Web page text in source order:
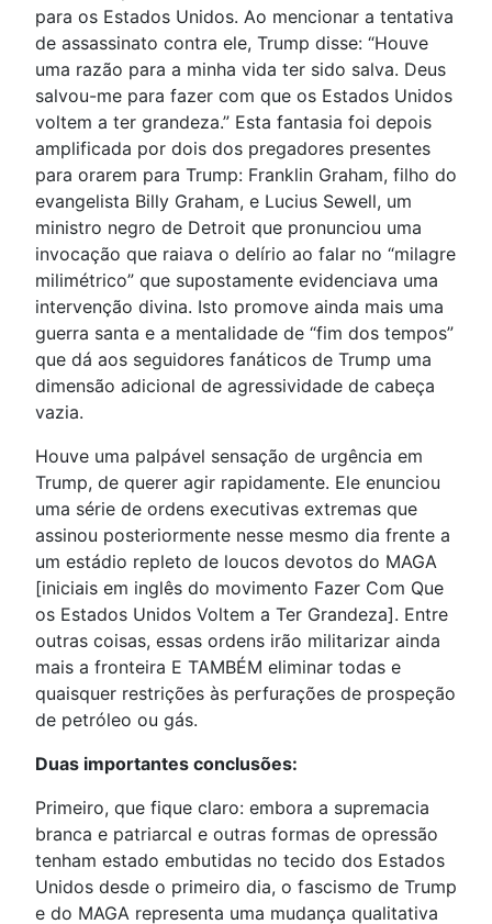
para os Estados Unidos. Ao mencionar a tentativa
de assassinato contra ele, Trump disse: “Houve
uma razão para a minha vida ter sido salva. Deus
salvou-me para fazer com que os Estados Unidos
voltem a ter grandeza.” Esta fantasia foi depois
amplificada por dois dos pregadores presentes
para orarem para Trump: Franklin Graham, filho do
evangelista Billy Graham, e Lucius Sewell, um
ministro negro de Detroit que pronunciou uma
invocação que raiava o delírio ao falar no “milagre
milimétrico” que supostamente evidenciava uma
intervenção divina. Isto promove ainda mais uma
guerra santa e a mentalidade de “fim dos tempos”
que dá aos seguidores fanáticos de Trump uma
dimensão adicional de agressividade de cabeça
vazia.
Houve uma palpável sensação de urgência em
Trump, de querer agir rapidamente. Ele enunciou
uma série de ordens executivas extremas que
assinou posteriormente nesse mesmo dia frente a
um estádio repleto de loucos devotos do MAGA
[iniciais em inglês do movimento Fazer Com Que
os Estados Unidos Voltem a Ter Grandeza]. Entre
outras coisas, essas ordens irão militarizar ainda
mais a fronteira E TAMBÉM eliminar todas e
quaisquer restrições às perfurações de prospeção
de petróleo ou gás.
Duas importantes conclusões:
Primeiro, que fique claro: embora a supremacia
branca e patriarcal e outras formas de opressão
tenham estado embutidas no tecido dos Estados
Unidos desde o primeiro dia, o fascismo de Trump
e do MAGA representa uma mudança qualitativa